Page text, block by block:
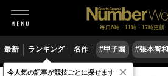
毎日6時・11時・17時更新
最新 ランキング 名作 #甲子園 #張本智和
ロジユニヴァース 関連記事
今人気の記事が競技ごとに探せます ×